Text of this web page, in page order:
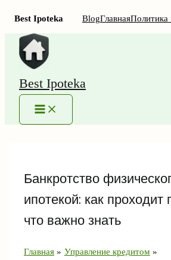
Best Ipoteka BlogГлавнаяПолитика
Перейти
содержимому
Best Ipoteka
MAIN
MENU
Банкротство
ипотекой: как проходит
что важно знать
Главная
Управление кредитом